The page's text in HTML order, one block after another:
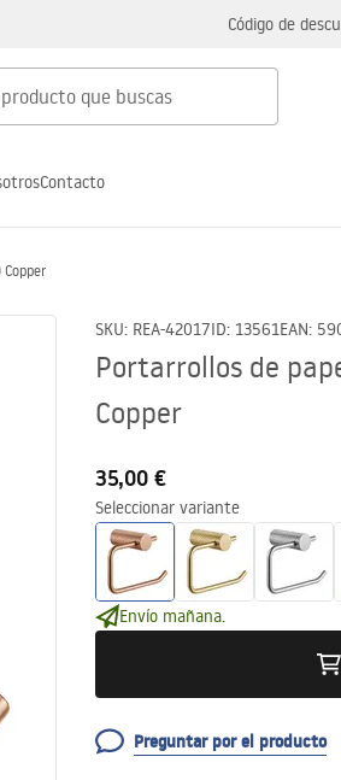
Código de
Contacto
SKU: REA-42017ID: 13561EAN:
Portarrollos de
Copper
35,00 €
Seleccionar variante
Envío mañana.
Preguntar por el producto